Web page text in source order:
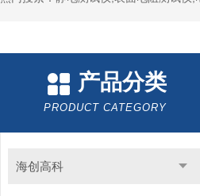
产品分类
PRODUCT CATEGORY
海创高科